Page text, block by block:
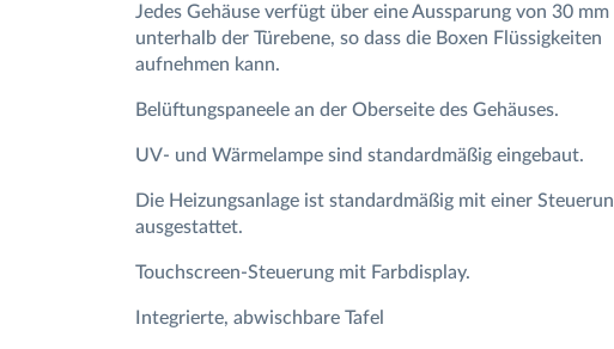
Jedes Gehäuse verfügt über eine Aussparung von 30 mm
unterhalb der Türebene, so dass die Boxen Flüssigkeiten
aufnehmen kann.
Belüftungspaneele an der Oberseite des Gehäuses.
UV- und Wärmelampe sind standardmäßig eingebaut.
Die Heizungsanlage ist standardmäßig mit einer
ausgestattet.
Touchscreen-Steuerung mit Farbdisplay.
Integrierte, abwischbare Tafel